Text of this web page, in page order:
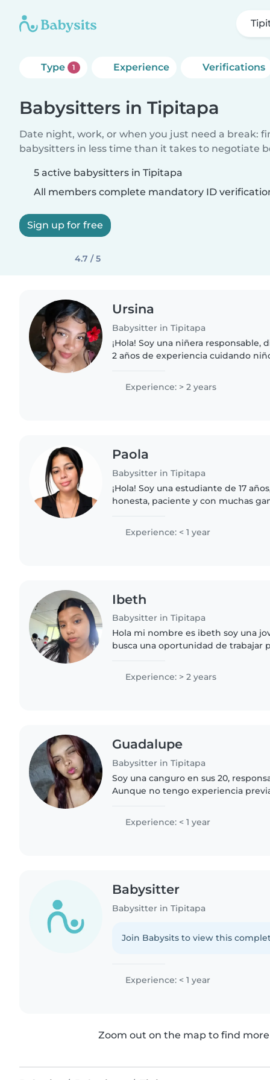
Type 1 Experience Verifications
Babysitters in Tipitapa
Date night, work, or when you just need a break:
babysitters in less time than it takes to negotiate
5 active babysitters in Tipitapa
All members complete mandatory ID
Sign up for free
4.7 / 5
Ursina
Babysitter in Tipitapa
¡Hola! Soy una niñera responsable,
2 años de experiencia cuidando
música y jugar...
Experience: > 2 years
Paola
Babysitter in Tipitapa
¡Hola! Soy una estudiante de 17
honesta, paciente y con muchas
Experience: < 1 year
Ibeth
Babysitter in Tipitapa
Hola mi nombre es ibeth soy una
busca una oportunidad de trabajar
de cuidar niños..
Experience: > 2 years
Guadalupe
Babysitter in Tipitapa
Soy una canguro en sus 20,
Aunque no tengo experiencia
ayudar con la tarea y..
Experience: < 1 year
Babysitter
Babysitter in Tipitapa
Join Babysits to view this
Experience: < 1 year
Zoom out on the map to find